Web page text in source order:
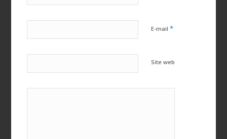
E-mail *
Site web